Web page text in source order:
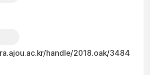
handle/2018.oak/3484